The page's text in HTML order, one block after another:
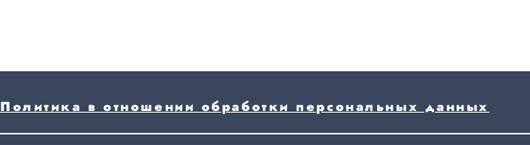
Политика в отношении обработки персональных данных